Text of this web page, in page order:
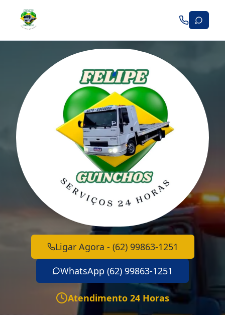
Ligar Agora - (62) 99863-1251
WhatsApp (62) 99863-1251
Atendimento 24 Horas